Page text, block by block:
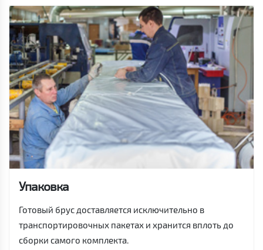
Упаковка
Готовый брус доставляется исключительно в
транспортировочных пакетах и хранится вплоть до
сборки самого комплекта.